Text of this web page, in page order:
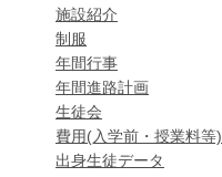
施設紹介
制服
年間行事
年間進路計画
生徒会
費用(入学前・授業料等)
出身生徒データ